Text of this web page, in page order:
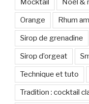
Mocktail Noël &
Orange Rhum
Sirop de grenadine
Sirop d’orgeat
Technique et tuto
Tradition : cocktail